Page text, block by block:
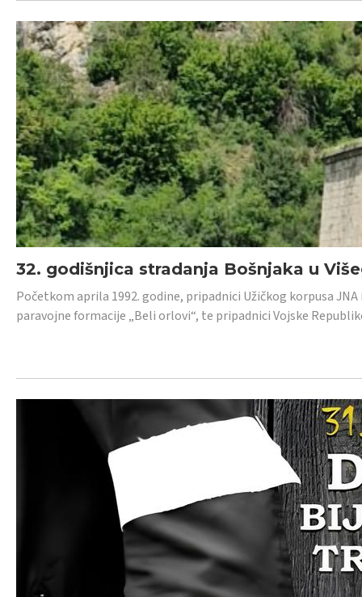
32. godišnjica stradanja Bošnjaka u
Početkom aprila 1992. godine, pripadnici Užičkog korpusa
paravojne formacije „Beli orlovi“, te pripadnici Vojske